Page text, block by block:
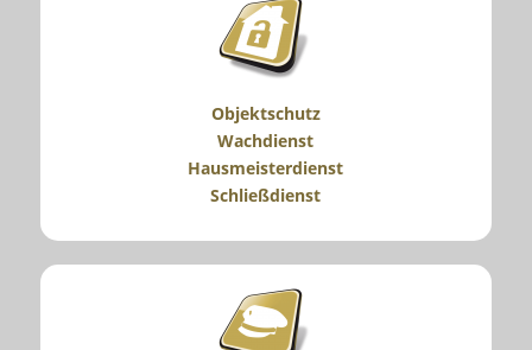
Objektschutz
Wachdienst
Hausmeisterdienst
Schließdienst